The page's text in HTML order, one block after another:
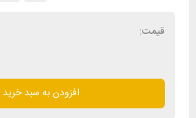
قیمت:
چندکاره
افزودن به سبد خرید